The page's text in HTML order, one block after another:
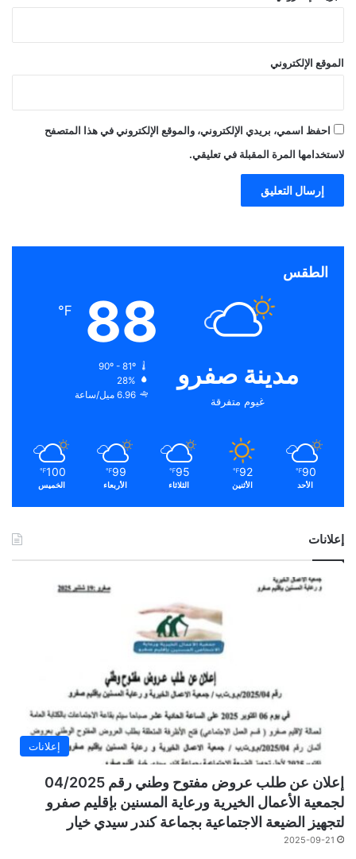
الموقع الإلكتروني
احفظ اسمي، بريدي الإلكتروني، والموقع الإلكتروني في هذا المتصفح
لاستخدامها المرة المقبلة في تعليقي.
الطقس
مدينة صفرو
غيوم متفرقة
88
℉
90º - 81º
28%
6.96 ميل/ساعة
90
℉
الأحد
92
℉
الأثنين
95
℉
الثلاثاء
99
℉
الأربعاء
100
℉
الخميس
إعلانات
إعلانات
إعلان عن طلب عروض مفتوح وطني رقم 04/2025
لجمعية الأعمال الخيرية ورعاية المسنين بإقليم صفرو
لتجهيز الضيعة الاجتماعية بجماعة كندر سيدي خيار
2025-09-21